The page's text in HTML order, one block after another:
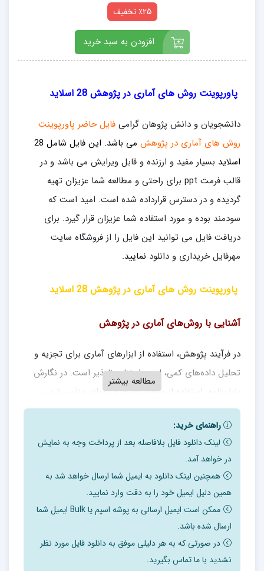
٪25 تخفیف
افزودن به سبد خرید
پاورپوینت روش های آماری در پژوهش 28 اسلاید
دانشجویان و دانش پژوهان گرامی فایل حاضر پاورپوینت
روش های آماری در پژوهش می باشد. این فایل
شامل 28
اسلاید بسیار مفید و ارزنده و قابل ویرایش می باشد و در
قالب فرمت ppt برای راحتی و مطالعه شما عزیزان تهیه
گردیده و در دسترس قرارداده شده است. امید است که
سودمند بوده و مورد استفاده شما عزیزان قرار گیرد. برای
دریافت فایل می توانید این فایل را از فروشگاه سایت
مهرفایل خریداری و دانلود نمایید.
پاورپوینت روش های آماری در پژوهش 28 اسلاید
آشنایی با روش‌های آماری در پژوهش
در فرآیند پژوهش، استفاده از ابزارهای آماری برای تجزیه و
تحلیل داده‌های کمی، امری اجتناب ناپذیر است. در نگارش
پایان‌نامه، استفاده از مشاور آماری می‌تواند مناسب‌ترین
روش پژوهش شما را تعیین کند. دانش اولیه در مورد
آزمون‌های آماری همواره یکی از سرفصل‌های درسی در دوره
تحصیلات تکمیلی است. مرور هر یک از این آزمون‌های
آماری به همراه رویکرد تحقیق شما می‌تواند مسیر درستی کار
شما را تایید کند. به طور کلی آمار در دو شاخه آمار توصیفی و
احتمالات و آمار استنباطی بحث و بررسی می‌شود.
مطالعه بیشتر
راهنمای خرید:
لینک دانلود فایل بلافاصله بعد از پرداخت وجه به نمایش
در خواهد آمد.
همچنین لینک دانلود به ایمیل شما ارسال خواهد شد به
همین دلیل ایمیل خود را به دقت وارد نمایید.
ممکن است ایمیل ارسالی به پوشه اسپم یا Bulk ایمیل شما
ارسال شده باشد.
در صورتی که به هر دلیلی موفق به دانلود فایل مورد نظر
نشدید با ما تماس بگیرید.